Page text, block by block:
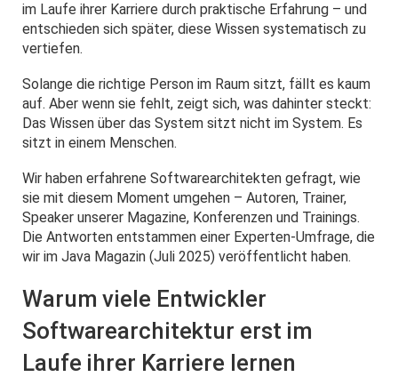
im Laufe ihrer Karriere durch praktische Erfahrung – und
entschieden sich später, diese Wissen systematisch zu
vertiefen.
Solange die richtige Person im Raum sitzt, fällt es kaum
auf. Aber wenn sie fehlt, zeigt sich, was dahinter steckt:
Das Wissen über das System sitzt nicht im System. Es
sitzt in einem Menschen.
Wir haben erfahrene Softwarearchitekten gefragt, wie
sie mit diesem Moment umgehen – Autoren, Trainer,
Speaker unserer Magazine, Konferenzen und Trainings.
Die Antworten entstammen einer Experten-Umfrage, die
wir im Java Magazin (Juli 2025) veröffentlicht haben.
Warum viele Entwickler
Softwarearchitektur erst im
Laufe ihrer Karriere lernen